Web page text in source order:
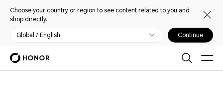
Choose your country or region to see content related to you and
shop directly.
Global / English Continue